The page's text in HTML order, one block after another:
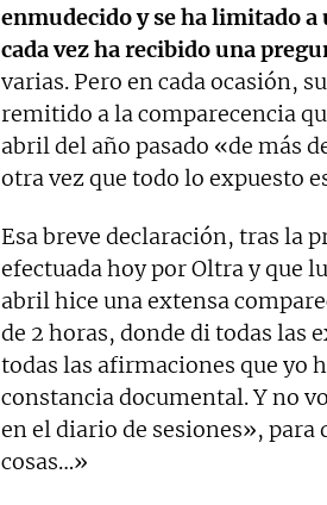
enmudecido y se ha limitado
cada vez ha recibido una
varias. Pero en cada ocasión,
remitido a la comparecencia
abril del año pasado «de más
otra vez que todo lo expuesto
Esa breve declaración, tras la
efectuada hoy por Oltra y que
abril hice una extensa
de 2 horas, donde di todas las
todas las afirmaciones que yo
constancia documental. Y no
en el diario de sesiones», para
cosas…»